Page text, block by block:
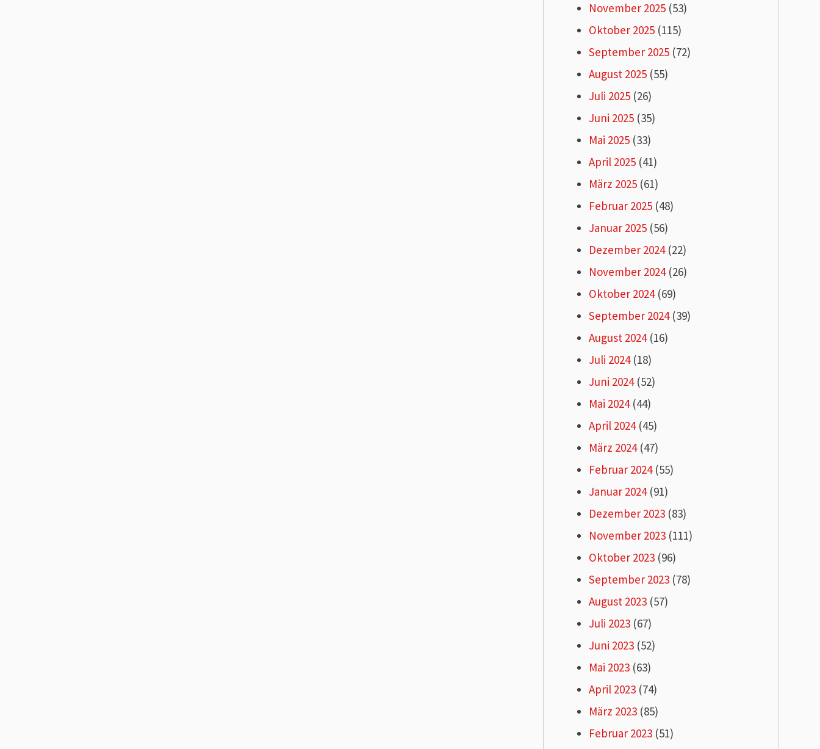
November 2025(53)
Oktober 2025(115)
September 2025(72)
August 2025(55)
Juli 2025(26)
Juni 2025(35)
Mai 2025(33)
April 2025(41)
März 2025(61)
Februar 2025(48)
Januar 2025(56)
Dezember 2024(22)
November 2024(26)
Oktober 2024(69)
September 2024(39)
August 2024(16)
Juli 2024(18)
Juni 2024(52)
Mai 2024(44)
April 2024(45)
März 2024(47)
Februar 2024(55)
Januar 2024(91)
Dezember 2023(83)
November 2023(111)
Oktober 2023(96)
September 2023(78)
August 2023(57)
Juli 2023(67)
Juni 2023(52)
Mai 2023(63)
April 2023(74)
März 2023(85)
Februar 2023(51)